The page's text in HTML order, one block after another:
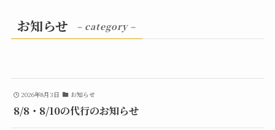
お知らせ – category –
2026年8月3日 お知らせ
8/8・8/10の代行のお知らせ